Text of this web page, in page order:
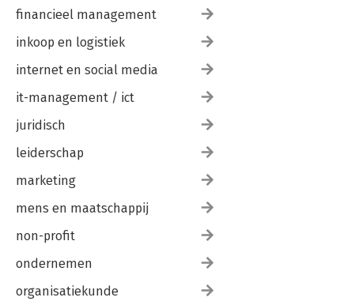
financieel management
inkoop en logistiek
internet en social media
it-management / ict
juridisch
leiderschap
marketing
mens en maatschappij
non-profit
ondernemen
organisatiekunde